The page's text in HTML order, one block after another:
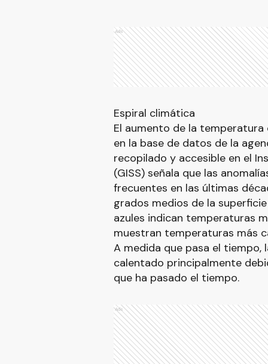
Ads
Espiral climática
El aumento de la
en la base de datos de la
recopilado y accesible en el
(GISS) señala que las
frecuentes en las últimas
grados medios de la
azules indican temperaturas
muestran temperaturas más
A medida que pasa el
calentado principalmente
que ha pasado el tiempo.
Ads